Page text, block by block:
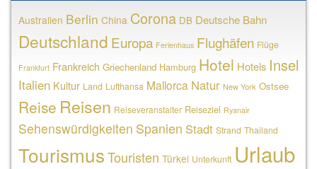
Australien Berlin China Corona DB Deutsche Bahn
Deutschland Europa Ferienhaus Flughäfen Flüge
Frankfurt Frankreich Griechenland Hamburg Hotel Hotels Insel
Italien Kultur Land Lufthansa Mallorca Natur New York Ostsee
Reise Reisen Reiseveranstalter Reiseziel Ryanair
Sehenswürdigkeiten Spanien Stadt Strand Thailand
TourismusTouristen Türkei Unterkunft Urlaub